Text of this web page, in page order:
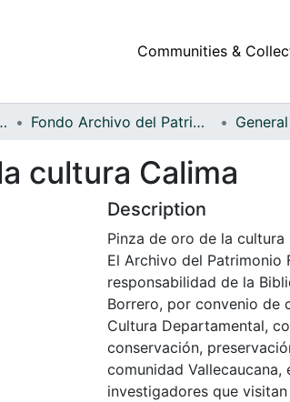
Communities &
del Valle del Cauca Fondo Archivo del Patrimonio Fotográfico y Fílmico del Valle del Cauca General
cultura Calima
Description
Pinza de oro de la cultura
El Archivo del Patrimonio
responsabilidad de la
Borrero, por convenio de
Cultura Departamental,
conservación,
comunidad
investigadores que